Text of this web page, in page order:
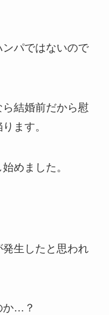
パではないので
結婚前だから慰
ます。
めました。
生したと思われ
か…？